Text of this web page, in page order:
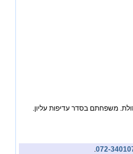
משפחתם בסדר עדיפות עליון.
072-
.